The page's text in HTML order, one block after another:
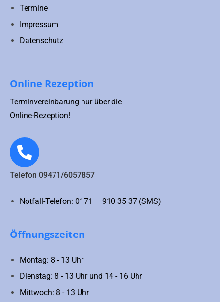
Termine
Impressum
Datenschutz
Online Rezeption
Terminvereinbarung nur über die
Online-Rezeption!
Telefon 09471/6057857
Notfall-Telefon: 0171 – 910 35 37 (SMS)
Öffnungszeiten
Montag: 8 - 13 Uhr
Dienstag: 8 - 13 Uhr und 14 - 16 Uhr
Mittwoch: 8 - 13 Uhr